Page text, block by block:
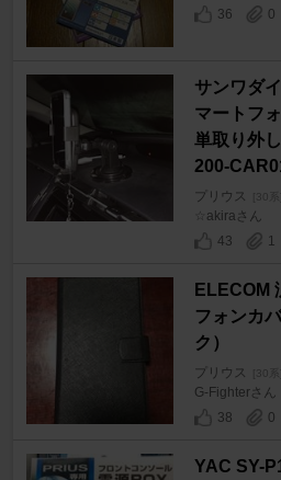
36
0
サンワダ
マートフ
単取り外
200-
プリウス [30系]
☆akiraさん
43
1
ELECOM
フォンカ
ク）
プリウス [30系]
G-Fighterさん
38
0
YAC SY-